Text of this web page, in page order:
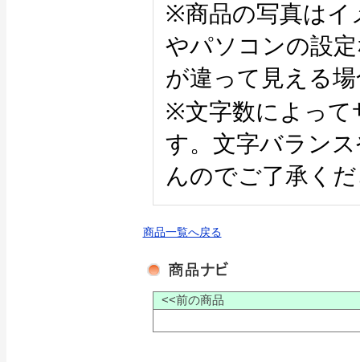
※商品の写真はイ
やパソコンの設
が違って見える
※文字数によって
す。文字バラン
んのでご了承く
商品一覧へ戻る
<<前の商品